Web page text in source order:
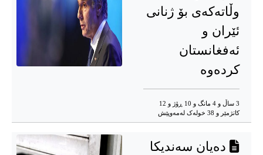
وڵاتەکەی بۆ ژنانی
ئێران و
ئەفغانستان
کردەوە
3 ساڵ و 4 مانگ و 10 ڕۆژ و 12
کاتژمێر و 38 خوله‌ک له‌مه‌وپێش‌
دەیان سه‌ندیکا